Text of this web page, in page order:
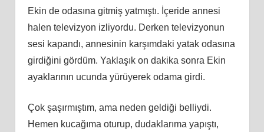
Ekin de odasına gitmiş yatmıştı. İçeride annesi
halen televizyon izliyordu. Derken televizyonun
sesi kapandı, annesinin karşımdaki yatak odasına
girdiğini gördüm. Yaklaşık on dakika sonra Ekin
ayaklarının ucunda yürüyerek odama girdi.
Çok şaşırmıştım, ama neden geldiği belliydi.
Hemen kucağıma oturup, dudaklarıma yapıştı,